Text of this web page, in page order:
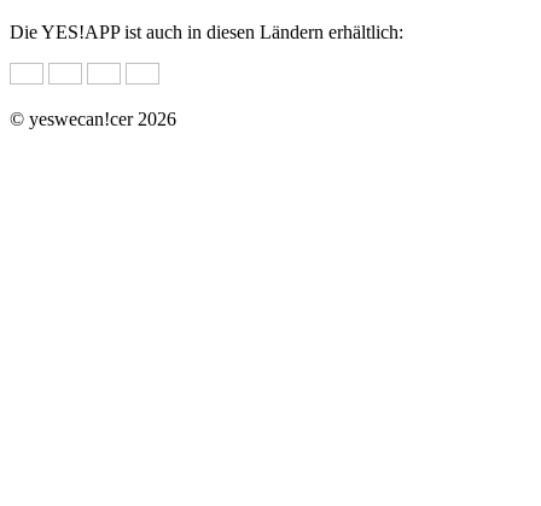
Die YES!APP ist auch in diesen Ländern erhältlich:
© yeswecan!cer 2026